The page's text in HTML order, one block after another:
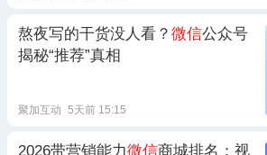
熬夜写的干货没人看？ 微信公众号
揭秘“推荐”真相
聚加互动 5天前 15:15
2026带营销能力微信商城排名：视